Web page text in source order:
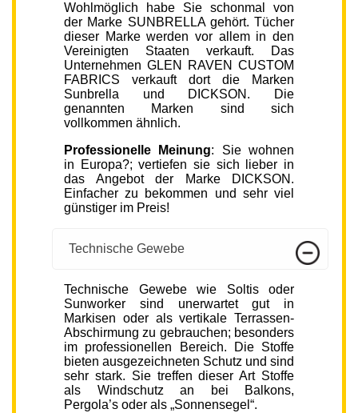
Wohlmöglich habe Sie schonmal von
der Marke SUNBRELLA gehört. Tücher
dieser Marke werden vor allem in den
Vereinigten Staaten verkauft. Das
Unternehmen GLEN RAVEN CUSTOM
FABRICS verkauft dort die Marken
Sunbrella und DICKSON. Die
genannten Marken sind sich
vollkommen ähnlich.
Professionelle Meinung: Sie wohnen
in Europa?; vertiefen sie sich lieber in
das Angebot der Marke DICKSON.
Einfacher zu bekommen und sehr viel
günstiger im Preis!
Technische Gewebe
Technische Gewebe wie Soltis oder
Sunworker sind unerwartet gut in
Markisen oder als vertikale Terrassen-
Abschirmung zu gebrauchen; besonders
im professionellen Bereich. Die Stoffe
bieten ausgezeichneten Schutz und sind
sehr stark. Sie treffen dieser Art Stoffe
als Windschutz an bei Balkons,
Pergola’s oder als „Sonnensegel“.